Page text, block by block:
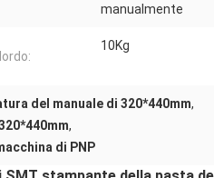
manualmente
10Kg
del manuale di 320*440mm,
,
di PNP